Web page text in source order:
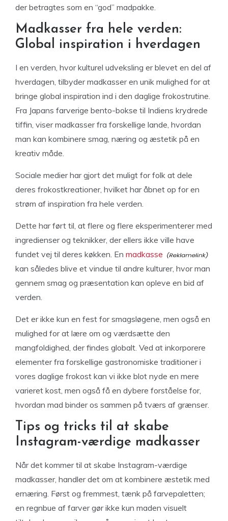
der betragtes som en “god” madpakke.
Madkasser fra hele verden:
Global inspiration i hverdagen
I en verden, hvor kulturel udveksling er blevet en del af
hverdagen, tilbyder madkasser en unik mulighed for at
bringe global inspiration ind i den daglige frokostrutine.
Fra Japans farverige bento-bokse til Indiens krydrede
tiffin, viser madkasser fra forskellige lande, hvordan
man kan kombinere smag, næring og æstetik på en
kreativ måde.
Sociale medier har gjort det muligt for folk at dele
deres frokostkreationer, hvilket har åbnet op for en
strøm af inspiration fra hele verden.
Dette har ført til, at flere og flere eksperimenterer med
ingredienser og teknikker, der ellers ikke ville have
fundet vej til deres køkken. En madkasse
kan således blive et vindue til andre kulturer, hvor man
gennem smag og præsentation kan opleve en bid af
verden.
Det er ikke kun en fest for smagsløgene, men også en
mulighed for at lære om og værdsætte den
mangfoldighed, der findes globalt. Ved at inkorporere
elementer fra forskellige gastronomiske traditioner i
vores daglige frokost kan vi ikke blot nyde en mere
varieret kost, men også få en dybere forståelse for,
hvordan mad binder os sammen på tværs af grænser.
Tips og tricks til at skabe
Instagram-værdige madkasser
Når det kommer til at skabe Instagram-værdige
madkasser, handler det om at kombinere æstetik med
ernæring. Først og fremmest, tænk på farvepaletten;
en regnbue af farver gør ikke kun maden visuelt